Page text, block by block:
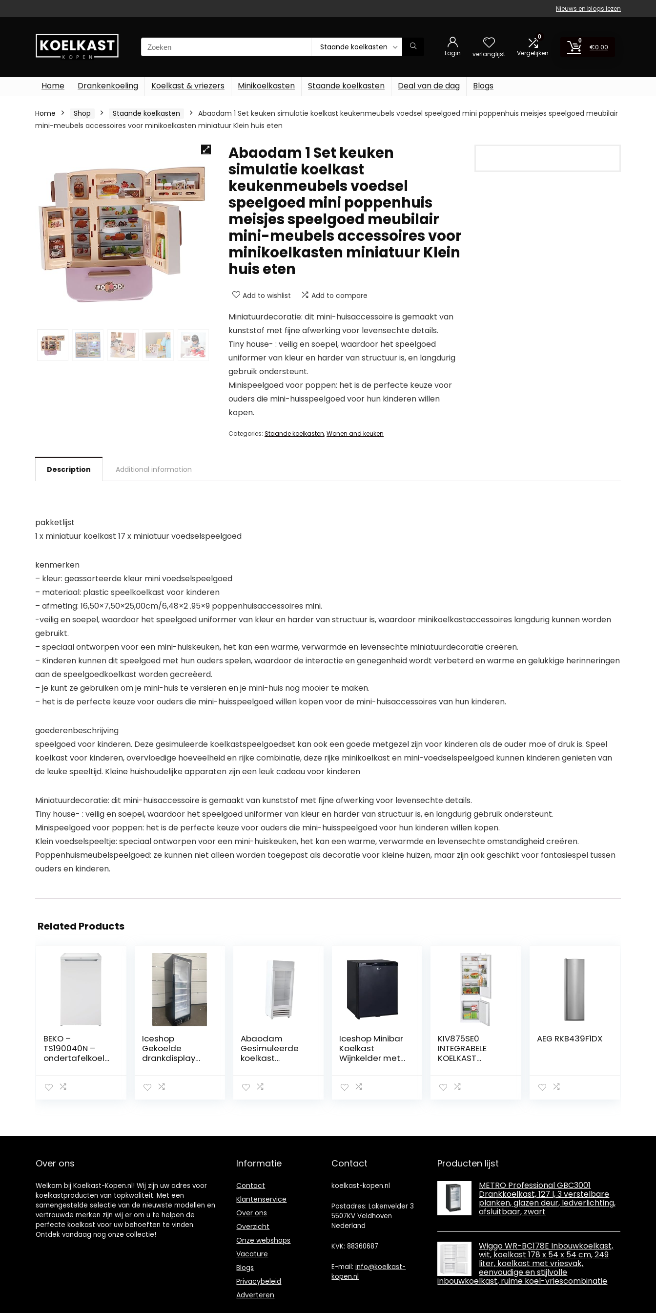
Nieuws en blogs lezen
Search
for:
Staande koelkasten
Login verlanglijst
0
Vergelijken
0
€0.00
Home Drankenkoeling Koelkast & vriezers Minikoelkasten Staande koelkasten Deal van de dag Blogs
Home Shop Staande koelkasten
Abaodam 1 Set keuken simulatie koelkast keukenmeubels voedsel speelgoed mini poppenhuis meisjes speelgoed meubilair
mini-meubels accessoires voor minikoelkasten miniatuur Klein huis eten
Abaodam 1 Set keuken
simulatie koelkast
keukenmeubels voedsel
speelgoed mini poppenhuis
meisjes speelgoed meubilair
mini-meubels accessoires voor
minikoelkasten miniatuur Klein
huis eten
Add to wishlist Add to compare
Miniatuurdecoratie: dit mini-huisaccessoire is gemaakt van
kunststof met fijne afwerking voor levensechte details.
Tiny house- : veilig en soepel, waardoor het speelgoed
uniformer van kleur en harder van structuur is, en langdurig
gebruik ondersteunt.
Minispeelgoed voor poppen: het is de perfecte keuze voor
ouders die mini-huisspeelgoed voor hun kinderen willen
kopen.
Categories: Staande koelkasten,Wonen and keuken
Description Additional information
pakketlijst
1 x miniatuur koelkast 17 x miniatuur voedselspeelgoed
kenmerken
– kleur: geassorteerde kleur mini voedselspeelgoed
– materiaal: plastic speelkoelkast voor kinderen
– afmeting: 16,50×7,50×25,00cm/6,48×2 .95×9 poppenhuisaccessoires mini.
-veilig en soepel, waardoor het speelgoed uniformer van kleur en harder van structuur is, waardoor minikoelkastaccessoires langdurig kunnen worden
gebruikt.
– speciaal ontworpen voor een mini-huiskeuken, het kan een warme, verwarmde en levensechte miniatuurdecoratie creëren.
– Kinderen kunnen dit speelgoed met hun ouders spelen, waardoor de interactie en genegenheid wordt verbeterd en warme en gelukkige herinneringen
aan de speelgoedkoelkast worden gecreëerd.
– je kunt ze gebruiken om je mini-huis te versieren en je mini-huis nog mooier te maken.
– het is de perfecte keuze voor ouders die mini-huisspeelgoed willen kopen voor de mini-huisaccessoires van hun kinderen.
goederenbeschrijving
speelgoed voor kinderen. Deze gesimuleerde koelkastspeelgoedset kan ook een goede metgezel zijn voor kinderen als de ouder moe of druk is. Speel
koelkast voor kinderen, overvloedige hoeveelheid en rijke combinatie, deze rijke minikoelkast en mini-voedselspeelgoed kunnen kinderen genieten van
de leuke speeltijd. Kleine huishoudelijke apparaten zijn een leuk cadeau voor kinderen
Miniatuurdecoratie: dit mini-huisaccessoire is gemaakt van kunststof met fijne afwerking voor levensechte details.
Tiny house- : veilig en soepel, waardoor het speelgoed uniformer van kleur en harder van structuur is, en langdurig gebruik ondersteunt.
Minispeelgoed voor poppen: het is de perfecte keuze voor ouders die mini-huisspeelgoed voor hun kinderen willen kopen.
Klein voedselspeeltje: speciaal ontworpen voor een mini-huiskeuken, het kan een warme, verwarmde en levensechte omstandigheid creëren.
Poppenhuismeubelspeelgoed: ze kunnen niet alleen worden toegepast als decoratie voor kleine huizen, maar zijn ook geschikt voor fantasiespel tussen
ouders en kinderen.
Related Products
BEKO –
TS190040N –
ondertafelkoelk
netto: 88 liter,
B x D: 81,8 x 47,5 x
Iceshop
Gekoelde
drankdisplay
Abaodam
Gesimuleerde
koelkast
miniatuur huis
koelkast model
diepvries
scène
Iceshop Minibar
Koelkast
Wijnkelder met
KIV875SE0
INTEGRABELE
KOELKAST
GLISSIEREN
AEG RKB439F1DX
Over ons
Welkom bij Koelkast-Kopen.nl! Wij zijn uw adres voor
koelkastproducten van topkwaliteit. Met een
samengestelde selectie van de nieuwste modellen en
vertrouwde merken zijn wij er om u te helpen de
perfecte koelkast voor uw behoeften te vinden.
Ontdek vandaag nog onze collectie!
Informatie
Contact
Klantenservice
Over ons
Overzicht
Onze webshops
Vacature
Blogs
Privacybeleid
Adverteren
Contact
koelkast-kopen.nl
Postadres: Lakenvelder 3
5507KV Veldhoven
Nederland
KVK: 88360687
E-mail:info@koelkast-
kopen.nl
Producten lijst
METRO Professional GBC3001
Drankkoelkast, 127 l, 3 verstelbare
planken, glazen deur, ledverlichting,
afsluitbaar, zwart
Wiggo WR-BC178E Inbouwkoelkast,
wit, koelkast 178 x 54 x 54 cm, 249
liter, koelkast met vriesvak,
eenvoudige en stijlvolle
inbouwkoelkast, ruime koel-vriescombinatie